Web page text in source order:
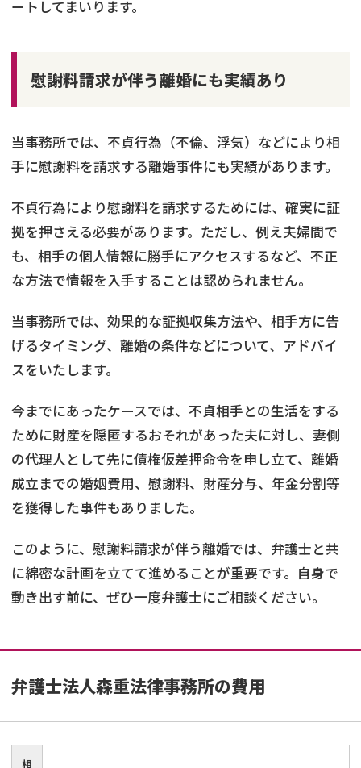
ートしてまいります。
慰謝料請求が伴う離婚にも実績あり
当事務所では、不貞行為（不倫、浮気）などにより相
手に慰謝料を請求する離婚事件にも実績があります。
不貞行為により慰謝料を請求するためには、確実に証
拠を押さえる必要があります。ただし、例え夫婦間で
も、相手の個人情報に勝手にアクセスするなど、不正
な方法で情報を入手することは認められません。
当事務所では、効果的な証拠収集方法や、相手方に告
げるタイミング、離婚の条件などについて、アドバイ
スをいたします。
今までにあったケースでは、不貞相手との生活をする
ために財産を隠匿するおそれがあった夫に対し、妻側
の代理人として先に債権仮差押命令を申し立て、離婚
成立までの婚姻費用、慰謝料、財産分与、年金分割等
を獲得した事件もありました。
このように、慰謝料請求が伴う離婚では、弁護士と共
に綿密な計画を立てて進めることが重要です。自身で
動き出す前に、ぜひ一度弁護士にご相談ください。
弁護士法人森重法律事務所の費用
相